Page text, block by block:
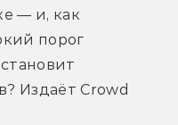
— и, как
порог
Издаёт Crowd